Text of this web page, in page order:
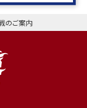
のご案内